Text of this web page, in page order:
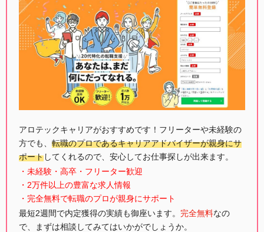
アロテックキャリアがおすすめです！フリーターや未経験の
方でも、 転職のプロであるキャリアアドバイザーが親身にサ
ポートしてくれるので、安心してお仕事探しが出来ます。
・未経験・高卒・フリーター歓迎
・2万件以上の豊富な求人情報
・完全無料で転職のプロが親身にサポート
最短2週間で内定獲得の実績も御座います。 完全無料なの
で、まずは相談してみてはいかがでしょうか。